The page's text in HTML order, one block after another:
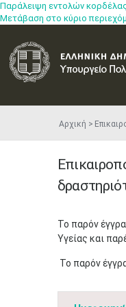
Παράλειψη εντολών
Μετάβαση στο κύριο
Αρχική
​Το παρόν
Υγείας και
Το παρόν